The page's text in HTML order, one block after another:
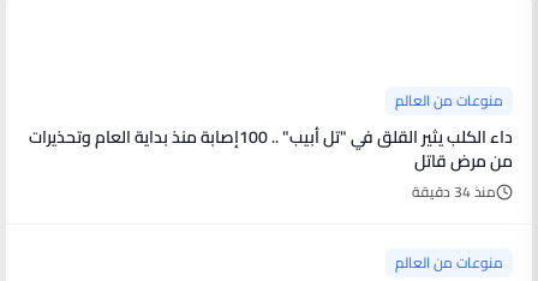
منوعات من العالم
داء الكلب يثير القلق في "تل أبيب" .. 100إصابة منذ بداية العام وتحذيرات
من مرض قاتل
منذ 34 دقيقة
منوعات من العالم